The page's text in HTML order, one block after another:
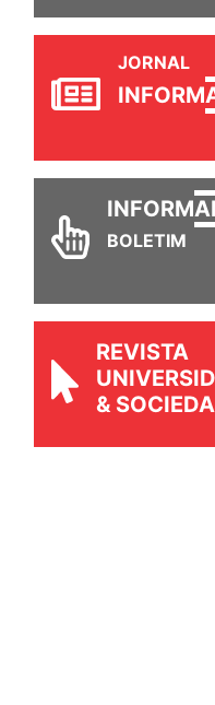
JORNAL
INFORM
INFORM
BOLETIM
REVISTA
&